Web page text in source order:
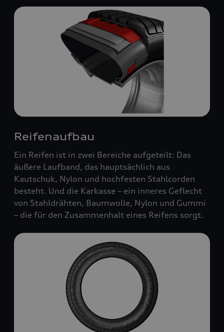
Reifenaufbau
Ein Reifen ist in zwei Bereiche aufgeteilt: Das
äußere Laufband, das hauptsächlich aus
Kautschuk, Nylon und hochfesten Stahlcorden
besteht. Und die Karkasse – ein inneres Geflecht
von Stahldrähten, Baumwolle, Nylon und Gummi
– die für den Zusammenhalt eines Reifens sorgt.